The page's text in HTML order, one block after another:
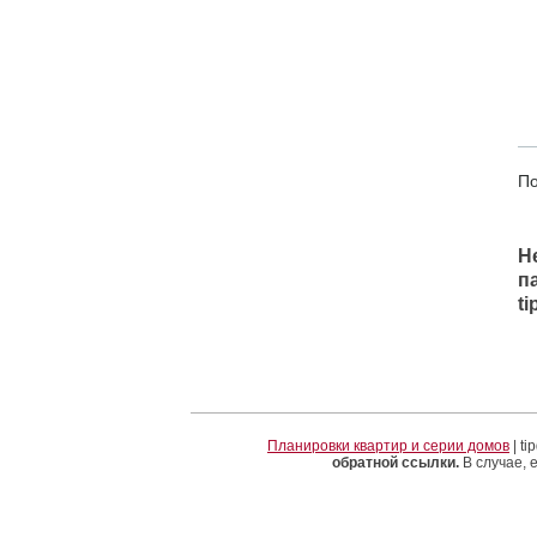
Планировки квартир и серии домов |
обратной ссылки.В случае,